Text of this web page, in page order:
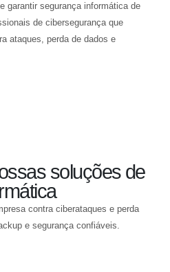
garantir segurança informática de
de cibersegurança que
ataques, perda de dados e
soluções de
contra ciberataques e perda
e segurança confiáveis.